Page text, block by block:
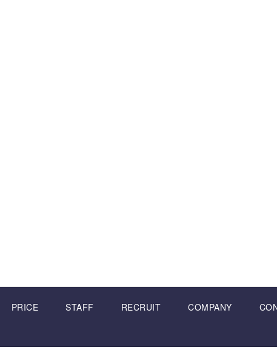
PRICE STAFF RECRUIT COMPANY